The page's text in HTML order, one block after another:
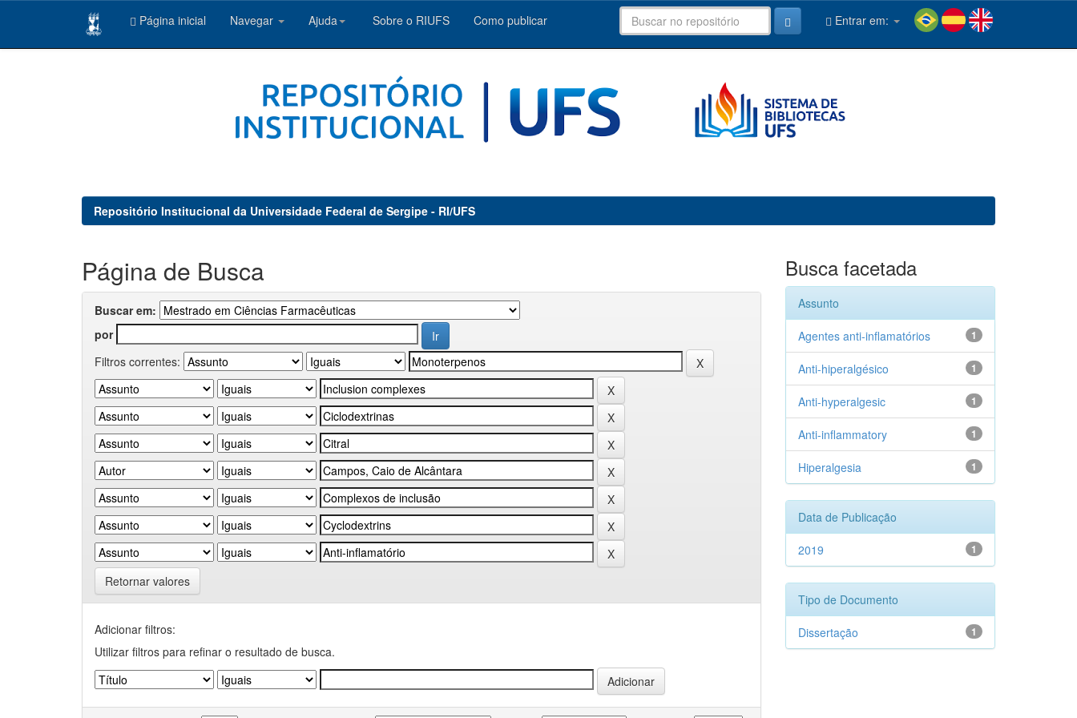
Página inicial Navegar Ajuda Sobre o RIUFS Como publicar Entrar em:
Repositório Institucional da Universidade Federal de Sergipe - RI/UFS
Página de Busca
Buscar em:
por
Filtros correntes:
Retornar valores
Adicionar filtros:
Utilizar filtros para refinar o resultado de busca.
Busca facetada
Assunto
1
Agentes anti-inflamatórios
1
Anti-hiperalgésico
1
Anti-hyperalgesic
1
Anti-inflammatory
1
Hiperalgesia
Data de Publicação
1
2019
Tipo de Documento
1
Dissertação